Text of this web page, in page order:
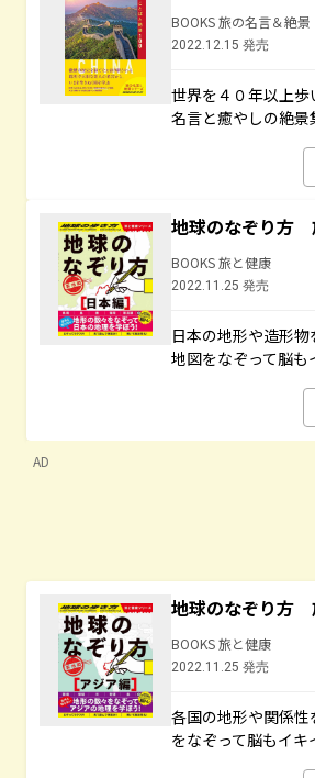
BOOKS 旅の名言＆絶景
2022.12.15 発売
世界を４０年以上
名言と癒やしの絶景
地球のなぞり方
BOOKS 旅と健康
2022.11.25 発売
日本の地形や造形
地図をなぞって脳も
AD
地球のなぞり方
BOOKS 旅と健康
2022.11.25 発売
各国の地形や関係
をなぞって脳もイキ